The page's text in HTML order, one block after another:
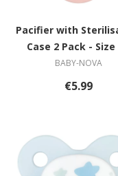
Pacifier with
Case 2 Pack - Size
Bunnies
BABY-NOVA
€5.99